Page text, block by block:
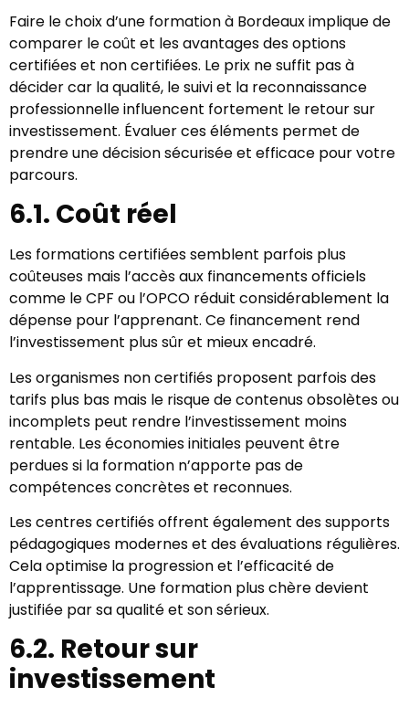
Faire le choix d’une formation à Bordeaux implique de
comparer le coût et les avantages des options
certifiées et non certifiées. Le prix ne suffit pas à
décider car la qualité, le suivi et la reconnaissance
professionnelle influencent fortement le retour sur
investissement. Évaluer ces éléments permet de
prendre une décision sécurisée et efficace pour votre
parcours.
6.1. Coût réel
Les formations certifiées semblent parfois plus
coûteuses mais l’accès aux financements officiels
comme le CPF ou l’OPCO réduit considérablement la
dépense pour l’apprenant. Ce financement rend
l’investissement plus sûr et mieux encadré.
Les organismes non certifiés proposent parfois des
tarifs plus bas mais le risque de contenus obsolètes ou
incomplets peut rendre l’investissement moins
rentable. Les économies initiales peuvent être
perdues si la formation n’apporte pas de
compétences concrètes et reconnues.
Les centres certifiés offrent également des supports
pédagogiques modernes et des évaluations régulières.
Cela optimise la progression et l’efficacité de
l’apprentissage. Une formation plus chère devient
justifiée par sa qualité et son sérieux.
6.2. Retour sur
investissement